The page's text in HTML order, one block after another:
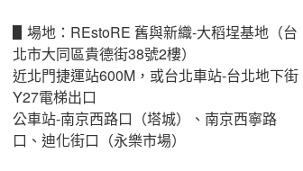
▋場地：REstoRE 舊與新織-大稻埕基地（台
北市大同區貴德街38號2樓）
近北門捷運站600M，或台北車站-台北地下街
Y27電梯出口
公車站-南京西路口（塔城）、南京西寧路
口、迪化街口（永樂市場）